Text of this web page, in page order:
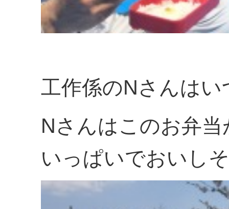
工作係のNさんは
Nさんはこのお弁
いっぱいでおいし